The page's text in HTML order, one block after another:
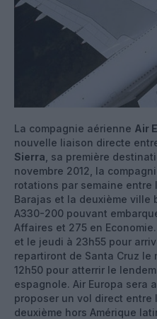
La compagnie aérienne Air
nouvelle liaison directe
Sierra , sa première
novembre 2012, la
rotations par semaine entre
Barajas et la deuxième ville
A330-200 pouvant
Affaires et 275 en
et le jeudi à 23h55 pour
repartiront de Santa Cruz le
12h50 pour atterrir le
espagnole. Air Europa sera
proposer un vol direct entre
deuxième hors Amérique